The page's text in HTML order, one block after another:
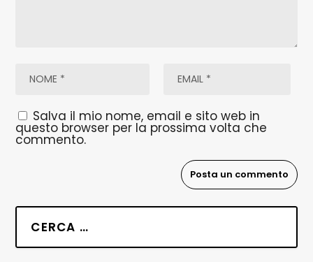
Salva il mio nome, email e sito web in
questo browser per la prossima volta che
commento.